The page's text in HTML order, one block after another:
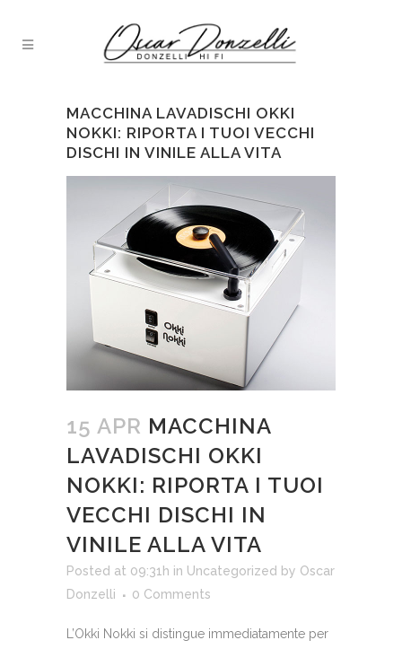
MACCHINA LAVADISCHI OKKI
NOKKI: RIPORTA I TUOI VECCHI
DISCHI IN VINILE ALLA VITA
15 APR MACCHINA
LAVADISCHI OKKI
NOKKI: RIPORTA I TUOI
VECCHI DISCHI IN
VINILE ALLA VITA
Posted at 09:31h in Uncategorized by Oscar
Donzelli
0 Comments
L’Okki Nokki si distingue immediatamente per